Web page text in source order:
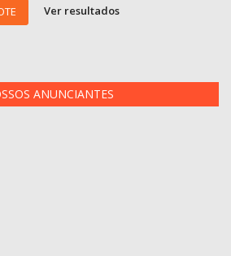
Ver resultados
ANUNCIANTES